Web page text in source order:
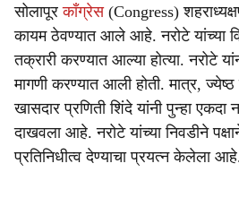
सोलापूरकाँग्रेस(Congress)
कायम ठेवण्यात आले आहे. नरोटे यांच्या
तक्रारी करण्यात आल्या होत्या. नरोटे
मागणी करण्यात आली होती. मात्र,
खासदार प्रणिती शिंदे यांनी पुन्हा एकदा
दाखवला आहे. नरोटे यांच्या निवडीने
प्रतिनिधीत्व देण्याचा प्रयत्न केलेला